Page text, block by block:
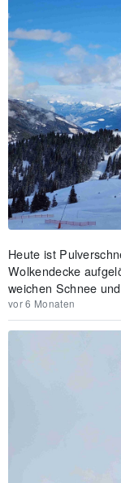
Heute ist
Wolkendecke
weichen Schnee
vor 6 Monaten